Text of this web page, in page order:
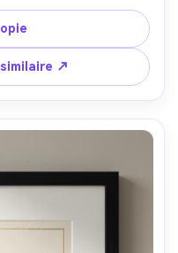
de fumée subtile,
en page prête à
photographiée à 50
réalistes sur le
tranchant-AR 4:5
↗